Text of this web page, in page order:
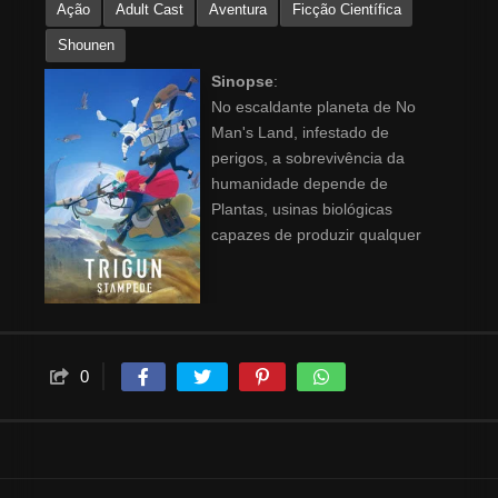
Ação Adult Cast Aventura Ficção Científica
Shounen
Sinopse:
No escaldante planeta de No
Man's Land, infestado de
perigos, a sobrevivência da
humanidade depende de
Plantas, usinas biológicas
capazes de produzir qualquer
milhões por sua cabeça. Seu
nome é Vash, o Estouro da
0